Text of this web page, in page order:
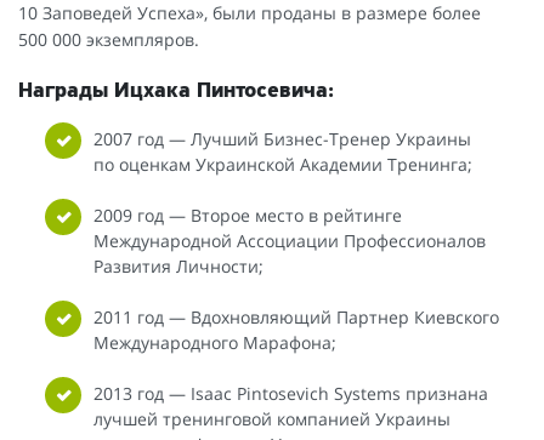
10 Заповедей Успеха», были проданы в размере более
500 000 экземпляров.
Награды Ицхака Пинтосевича:
2007 год — Лучший Бизнес-Тренер Украины
по оценкам Украинской Академии Тренинга;
2009 год — Второе место в рейтинге
Международной Ассоциации Профессионалов
Развития Личности;
2011 год — Вдохновляющий Партнер Киевского
Международного Марафона;
2013 год — Isaac Pintosevich Systems признана
лучшей тренинговой компанией Украины